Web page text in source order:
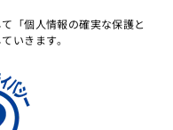
「個人情報の確実な保護と
いきます。